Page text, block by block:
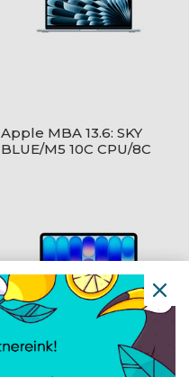
Apple MBA 13.6: SKY
BLUE/M5 10C CPU/8C